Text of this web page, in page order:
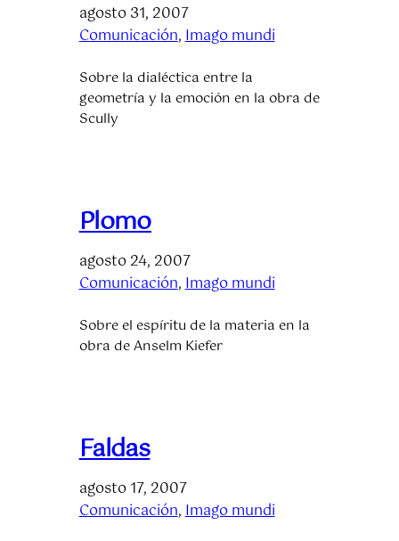
agosto 31, 2007
Comunicación, Imago mundi
Sobre la dialéctica entre la
geometría y la emoción en la obra de
Scully
Plomo
agosto 24, 2007
Comunicación, Imago mundi
Sobre el espíritu de la materia en la
obra de Anselm Kiefer
Faldas
agosto 17, 2007
Comunicación, Imago mundi